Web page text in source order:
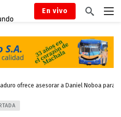
En vivo
ofrece asesorar a Daniel Noboa para